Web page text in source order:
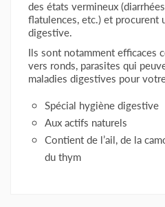
des états vermineux
flatulences, etc.) et procurent
digestive.
Ils sont notamment efficaces
vers ronds, parasites qui
maladies digestives pour
Spécial hygiène digestive
Aux actifs naturels
Contient de l’ail, de la
du thym